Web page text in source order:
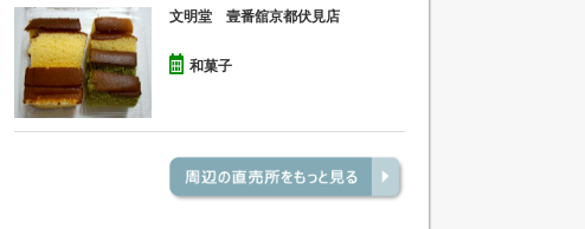
文明堂 壹番舘京都伏見店
和菓子